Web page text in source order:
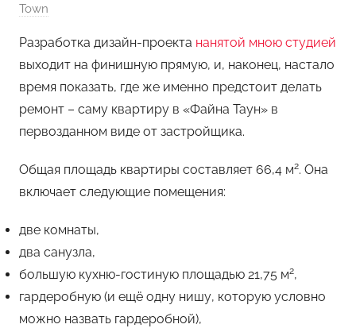
Town
Разработка дизайн-проекта нанятой мною студией
выходит на финишную прямую, и, наконец, настало
время показать, где же именно предстоит делать
ремонт – саму квартиру в «Файна Таун» в
первозданном виде от застройщика.
Общая площадь квартиры составляет 66,4 м2. Она
включает следующие помещения:
две комнаты,
два санузла,
большую кухню-гостиную площадью 21,75 м2,
гардеробную (и ещё одну нишу, которую условно
можно назвать гардеробной),